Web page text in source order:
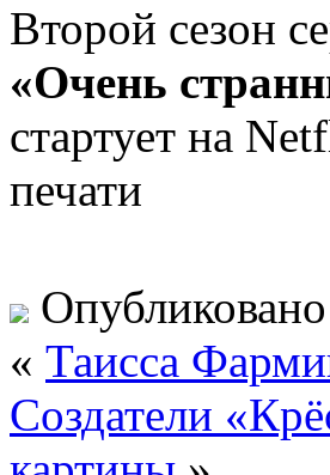
Второй сезон
«Очень
стартует на
печати
« Таисса
Создатели